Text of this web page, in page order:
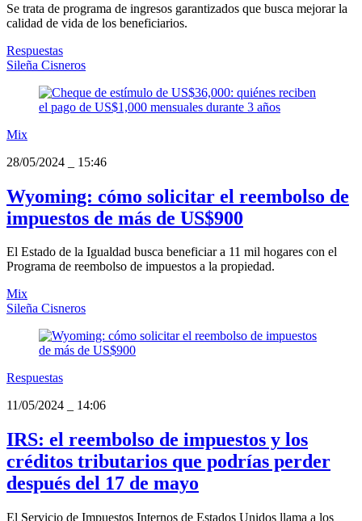
Se trata de programa de ingresos garantizados que busca mejorar la
calidad de vida de los beneficiarios.
Respuestas
Sileña Cisneros
Mix
28/05/2024
15:46
Wyoming: cómo solicitar el reembolso de
impuestos de más de US$900
El Estado de la Igualdad busca beneficiar a 11 mil hogares con el
Programa de reembolso de impuestos a la propiedad.
Mix
Sileña Cisneros
Respuestas
11/05/2024
14:06
IRS: el reembolso de impuestos y los
créditos tributarios que podrías perder
después del 17 de mayo
El Servicio de Impuestos Internos de Estados Unidos llama a los